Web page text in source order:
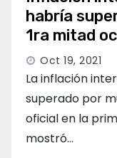
habría
1ra mitad
Oct 19, 2021
La inflación
superado por
oficial en la
mostró…